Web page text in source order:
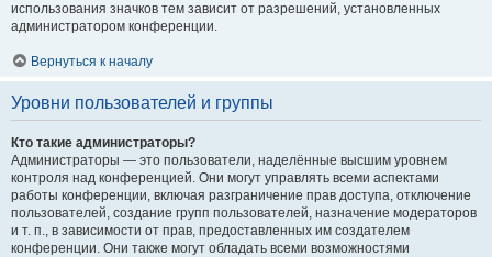
использования значков тем зависит от разрешений, установленных
администратором конференции.
Вернуться к началу
Уровни пользователей и группы
Кто такие администраторы?
Администраторы — это пользователи, наделённые высшим уровнем
контроля над конференцией. Они могут управлять всеми аспектами
работы конференции, включая разграничение прав доступа, отключение
пользователей, создание групп пользователей, назначение модераторов
и т. п., в зависимости от прав, предоставленных им создателем
конференции. Они также могут обладать всеми возможностями